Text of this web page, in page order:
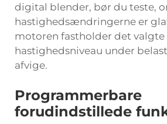
digital blender, bør du teste,
hastighedsændringerne er
motoren fastholder det valgte
hastighedsniveau under
afvige.
Programmerbare
forudindstillede